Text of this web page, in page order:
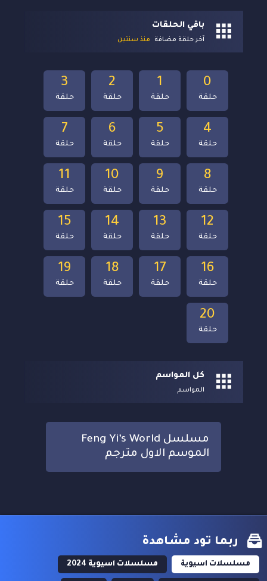
باقي الحلقات
آخر حلقة مضافة منذ سنتين
20
حلقة
19
حلقة
18
حلقة
17
حلقة
16
حلقة
15
حلقة
14
حلقة
13
حلقة
12
حلقة
11
حلقة
10
حلقة
9
حلقة
8
حلقة
7
حلقة
6
حلقة
5
حلقة
4
حلقة
3
حلقة
2
حلقة
1
حلقة
0
حلقة
كل المواسم
المواسم
مسلسل Feng Yi’s World
الموسم الاول مترجم
ربما تود مشاهدة
مسلسلات اسيوية مسلسلات اسيوية 2024